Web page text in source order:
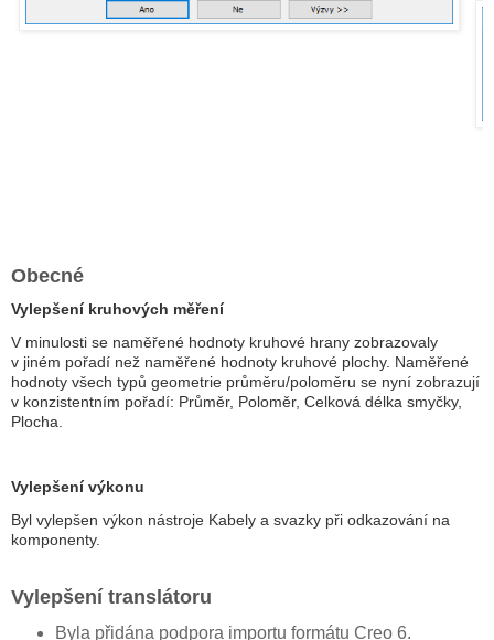
Obecné
Vylepšení kruhových měření
V minulosti se naměřené hodnoty kruhové hrany zobrazovaly
v jiném pořadí než naměřené hodnoty kruhové plochy. Naměřené
hodnoty všech typů geometrie průměru/poloměru se nyní zobrazují
v konzistentním pořadí: Průměr, Poloměr, Celková délka smyčky,
Plocha.
Vylepšení výkonu
Byl vylepšen výkon nástroje Kabely a svazky při odkazování na
komponenty.
Vylepšení translátoru
Byla přidána podpora importu formátu Creo 6.